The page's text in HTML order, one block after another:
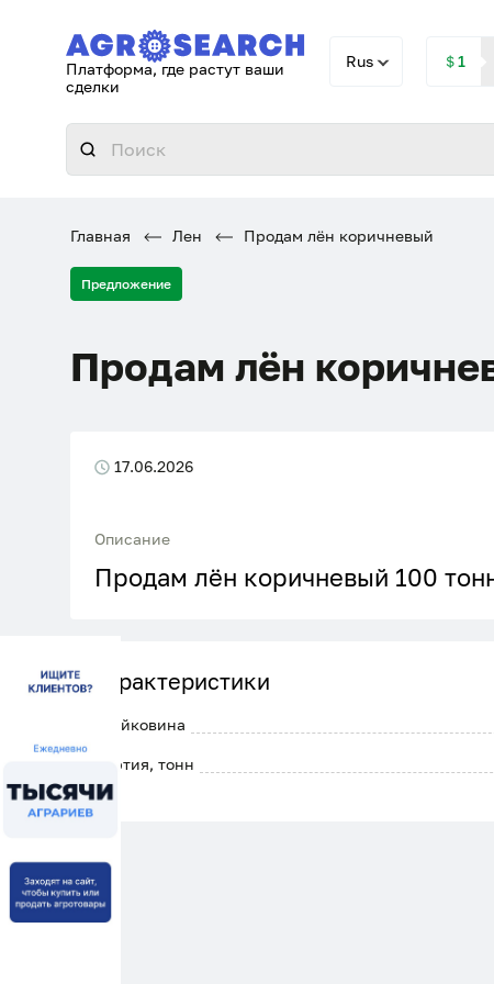
Платформа, где растут ваши
сделки
Rus ＄1
Главная Лен Продам лён коричневый
Предложение
Продам лён
17.06.2026
Описание
Продам лён коричневый 100
Характеристики
Клейковина
Партия, тонн